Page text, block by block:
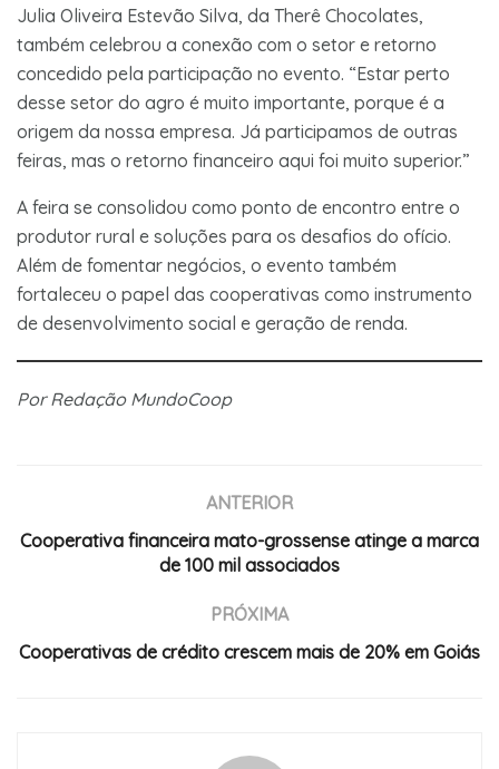
Julia Oliveira Estevão Silva, da Therê Chocolates,
também celebrou a conexão com o setor e retorno
concedido pela participação no evento. “Estar perto
desse setor do agro é muito importante, porque é a
origem da nossa empresa. Já participamos de outras
feiras, mas o retorno financeiro aqui foi muito superior.”
A feira se consolidou como ponto de encontro entre o
produtor rural e soluções para os desafios do ofício.
Além de fomentar negócios, o evento também
fortaleceu o papel das cooperativas como instrumento
de desenvolvimento social e geração de renda.
Por Redação MundoCoop
ANTERIOR
Cooperativa financeira mato-grossense atinge a marca
de 100 mil associados
PRÓXIMA
Cooperativas de crédito crescem mais de 20% em Goiás